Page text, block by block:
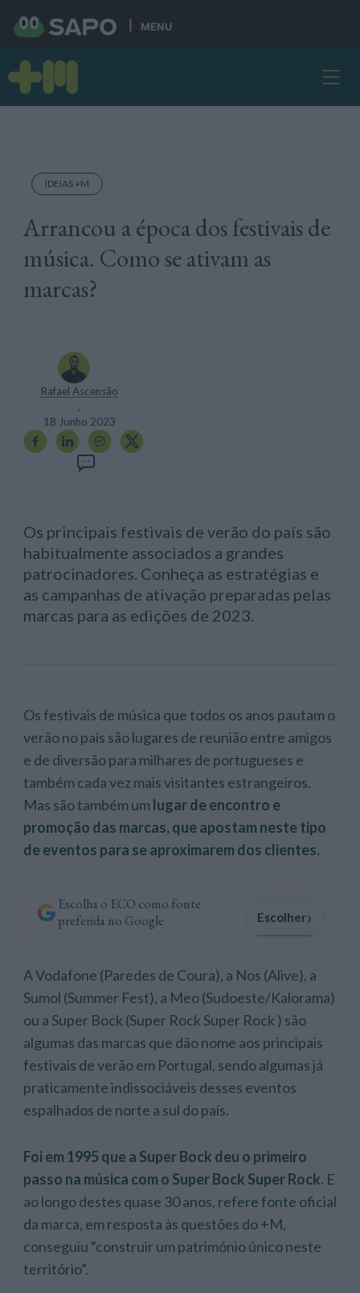
MENU
IDEIAS +M
Arrancou a época dos festivais de
música. Como se ativam as
marcas?
Rafael Ascensão
,
18 Junho 2023
Os principais festivais de verão do país são
habitualmente associados a grandes
patrocinadores. Conheça as estratégias e
as campanhas de ativação preparadas pelas
marcas para as edições de 2023.
Os festivais de música que todos os anos pautam o
verão no país são lugares de reunião entre amigos
e de diversão para milhares de portugueses e
também cada vez mais visitantes estrangeiros.
Mas são também um lugar de encontro e
promoção das marcas, que apostam neste tipo
de eventos para se aproximarem dos clientes.
Escolha o ECO como fonte
preferida no Google
Escolher›
A Vodafone (Paredes de Coura), a Nos (Alive), a
Sumol (Summer Fest), a Meo (Sudoeste/Kalorama)
ou a Super Bock (Super Rock Super Rock ) são
algumas das marcas que dão nome aos principais
festivais de verão em Portugal, sendo algumas já
praticamente indissociáveis desses eventos
espalhados de norte a sul do país.
Foi em 1995 que a Super Bock deu o primeiro
passo na música com o Super Bock Super Rock. E
ao longo destes quase 30 anos, refere fonte oficial
da marca, em resposta às questões do +M,
conseguiu “construir um património único neste
território”.